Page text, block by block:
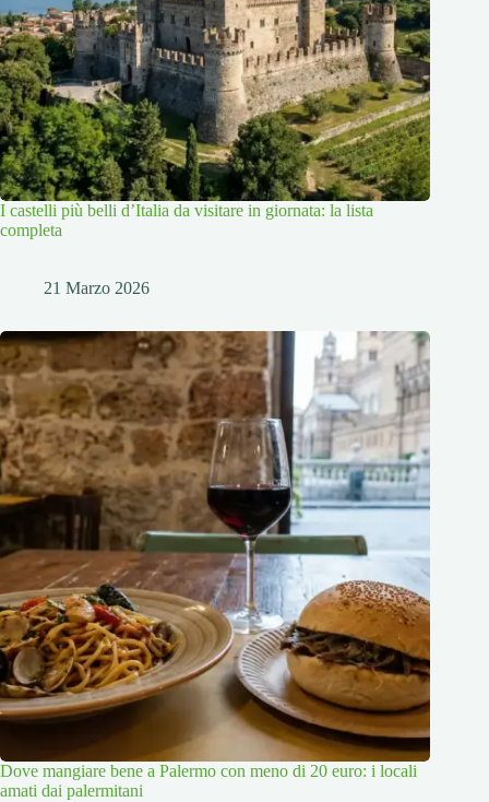
I castelli più belli d’Italia da visitare in giornata: la lista
completa
21 Marzo 2026
Dove mangiare bene a Palermo con meno di 20 euro: i locali
amati dai palermitani